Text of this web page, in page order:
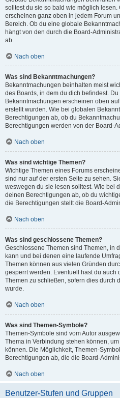
solltest du sie so bald wie möglich
erscheinen ganz oben in jedem Forum
Bereich. Ob du eine globale
hängt von den durch die Board-
ab.
Nach oben
Was sind Bekanntmachungen?
Bekanntmachungen beinhalten meist
des Boards, in dem du dich befindest.
Bekanntmachungen erscheinen oben
erstellt wurden. Wie bei globalen
Berechtigungen ab, ob du
Berechtigungen werden von der Board-
Nach oben
Was sind wichtige Themen?
Wichtige Themen eines Forums
sind nur auf der ersten Seite zu sehen.
weswegen du sie lesen solltest. Wie bei
deinen Berechtigungen ab, ob du
die Berechtigungen stellt die Board-
Nach oben
Was sind geschlossene Themen?
Geschlossene Themen sind Themen, in
kann und bei denen eine laufende
Themen können aus vielen Gründen
gesperrt werden. Eventuell hast du auch
Themen zu schließen, sofern dies durch
wurde.
Nach oben
Was sind Themen-Symbole?
Themen-Symbole sind vom Autor
Thema in Verbindung stehen können,
können. Die Möglichkeit, Themen-
Berechtigungen ab, die die Board-
Nach oben
Benutzer-Stufen und Gruppen